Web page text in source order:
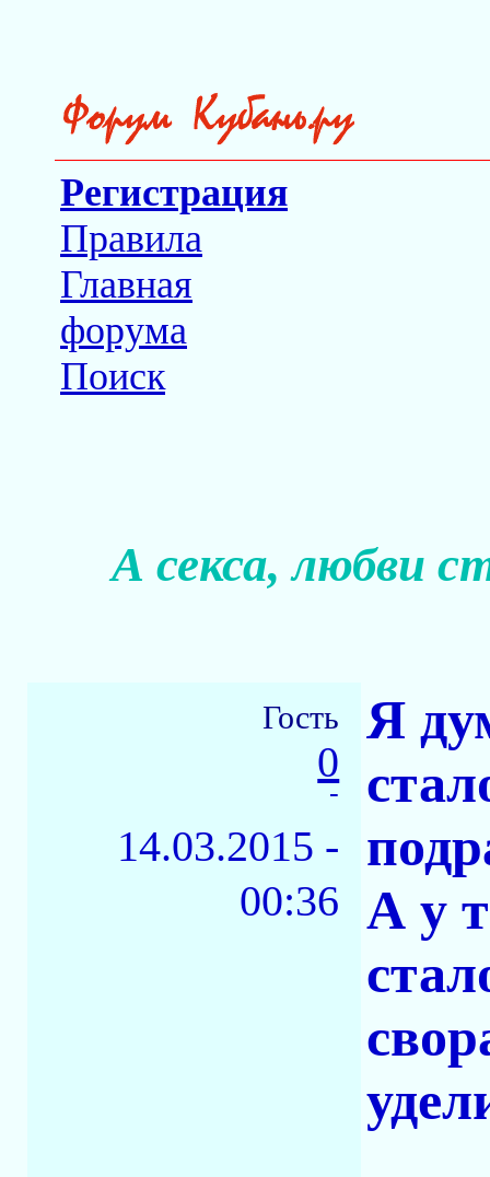
Регистрация
Правила
Главная
форума
Поиск
А секса, любви
Гость
0
-
14.03.2015 -
00:36
Я
А у